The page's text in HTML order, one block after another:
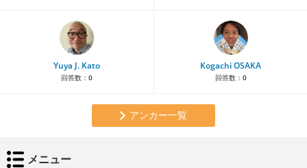
Yuya J. Kato
回答数： 0
Kogachi OSAKA
回答数： 0
アンカー一覧
メニュー